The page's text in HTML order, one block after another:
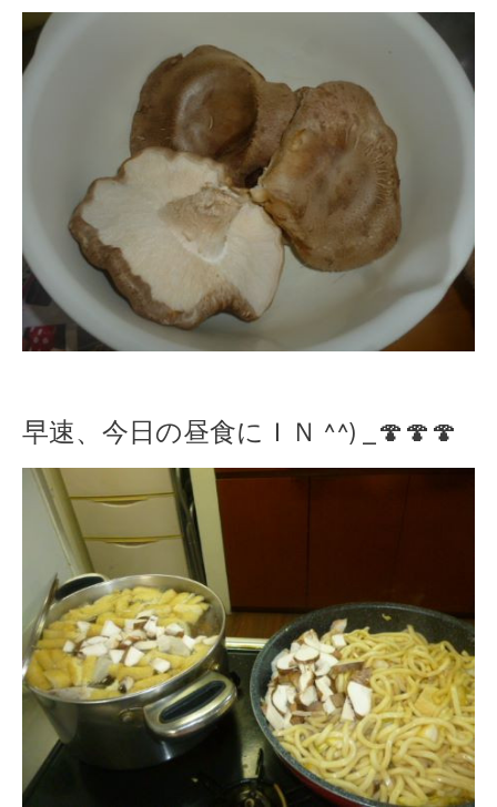
早速、今日の昼食にＩＮ ^^) _🍄🍄🍄